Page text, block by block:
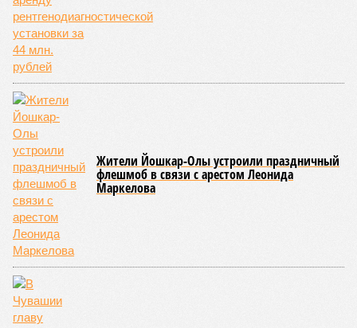
Жители Йошкар-Олы устроили праздничный
флешмоб в связи с арестом Леонида
Маркелова